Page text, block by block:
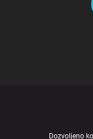
Dozvoljeno